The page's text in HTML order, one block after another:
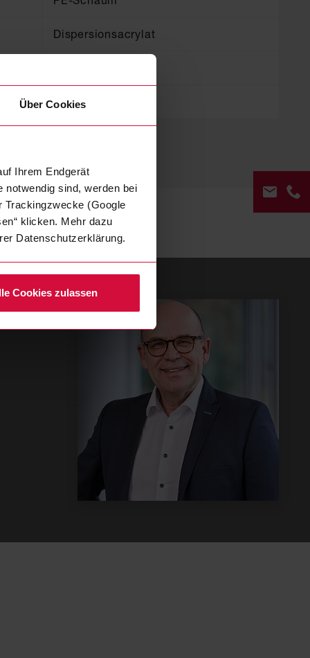
Über Cookies
Ihrem Endgerät
notwendig sind, werden bei
Trackingzwecke (Google
klicken. Mehr dazu
Datenschutzerklärung.
Cookies zulassen
Dispersionsacrylat
90